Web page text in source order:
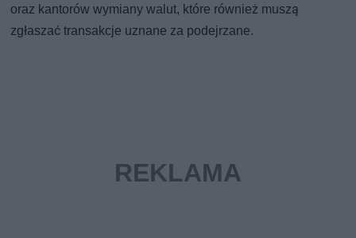
oraz kantorów wymiany walut, które również muszą
zgłaszać transakcje uznane za podejrzane.